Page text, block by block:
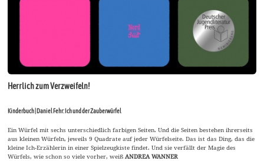
Herrlich zum Verzweifeln!
Kinderbuch | Daniel Fehr: Ich und der Zauberwürfel
Ein Würfel mit sechs unterschiedlich farbigen Seiten. Und die Seiten bestehen ihrerseits
aus kleinen Würfeln, jeweils 9 Quadrate auf jeder Würfelseite. Das ist das Ding, das die
kleine Ich-Erzählerin in einer Spielzeugkiste findet. Und sie verfällt der Magie des
Würfels, wie schon so viele vorher, weiß ANDREA WANNER